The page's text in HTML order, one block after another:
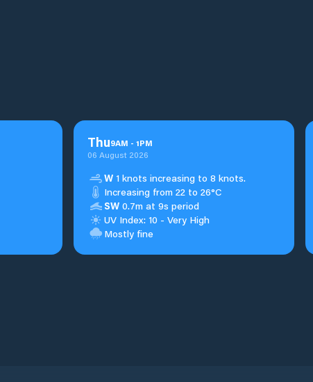
Thu9AM - 1PM
06 August 2026
W 1 knots increasing to 8 knots.
Increasing from 22 to 26°C
SW 0.7m at 9s period
UV Index: 10 - Very High
Mostly fine